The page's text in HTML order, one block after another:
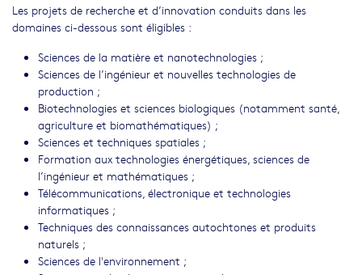
Les projets de recherche et d’innovation conduits dans les
domaines ci-dessous sont éligibles :
Sciences de la matière et nanotechnologies ;
Sciences de l’ingénieur et nouvelles technologies de
production ;
Biotechnologies et sciences biologiques (notamment santé,
agriculture et biomathématiques) ;
Sciences et techniques spatiales ;
Formation aux technologies énergétiques, sciences de
l’ingénieur et mathématiques ;
Télécommunications, électronique et technologies
informatiques ;
Techniques des connaissances autochtones et produits
naturels ;
Sciences de l'environnement ;